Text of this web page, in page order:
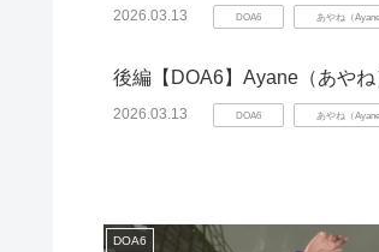
2026.03.13 DOA6 あやね（Ayane
後編【DOA6】Ayane（あや
2026.03.13 DOA6 あやね（Ayane
DOA6